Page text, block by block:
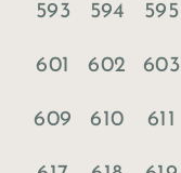
593 594 595
601 602 603
609 610 611